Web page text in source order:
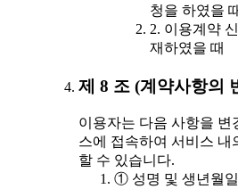
청을 하였을
2. 이용계약
재하였을 때
제 8 조 (계약사항의
이용자는 다음 사항을 변
스에 접속하여 서비스 내
할 수 있습니다.
① 성명 및 생년월